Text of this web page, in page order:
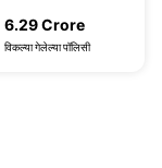
6.29 Crore
विकल्या गेलेल्या पॉलिसी